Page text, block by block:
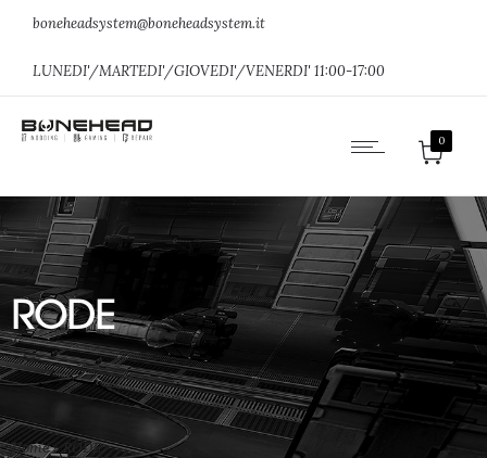
boneheadsystem@boneheadsystem.it
LUNEDI'/MARTEDI'/GIOVEDI'/VENERDI' 11:00-17:00
0
RODE
Home»RODE